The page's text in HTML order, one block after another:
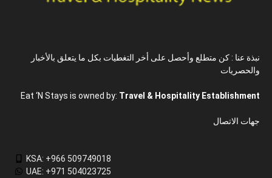
نبذة عنا : كن متطلع وأحصل على أخر التغطيات بكل ما يتعلق بالأخبار
والحصريات
Eat ‘N Stays is owned by: Travel & Hospitality Establishment
جهات الاتصال
KSA: +966 509749018
UAE: +971 504023725